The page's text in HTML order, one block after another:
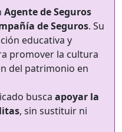
Agente de Seguros
de Seguros. Su
educativa y
promover la cultura
del patrimonio en
busca apoyar la
, sin sustituir ni